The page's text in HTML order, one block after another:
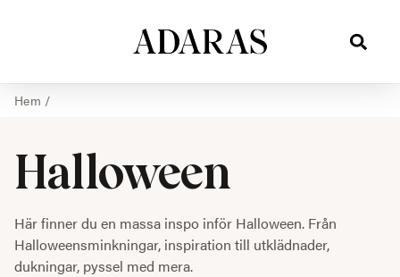
Hem /
Halloween
Här finner du en massa inspo inför Halloween. Från
Halloweensminkningar, inspiration till utklädnader,
dukningar, pyssel med mera.